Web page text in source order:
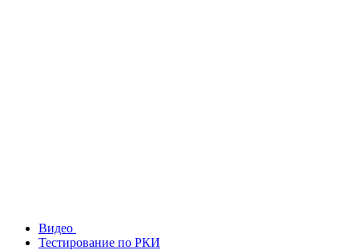
Видео
Тестирование по РКИ